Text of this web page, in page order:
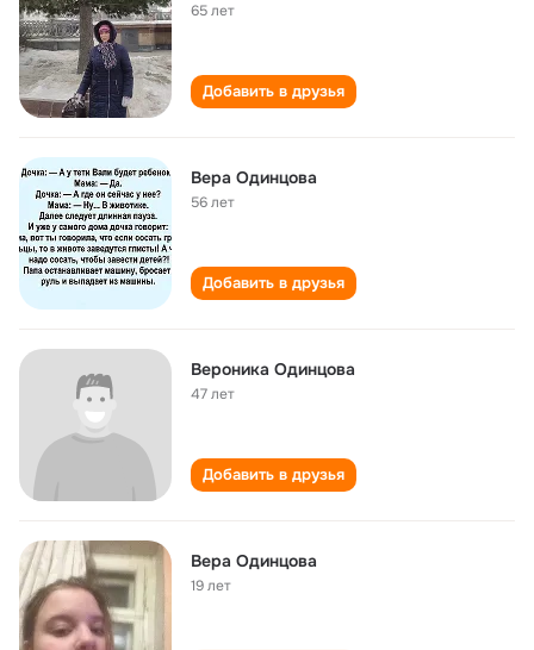
65 лет
Добавить в друзья
Вера Одинцова
56 лет
Добавить в друзья
Вероника Одинцова
47 лет
Добавить в друзья
Вера Одинцова
19 лет